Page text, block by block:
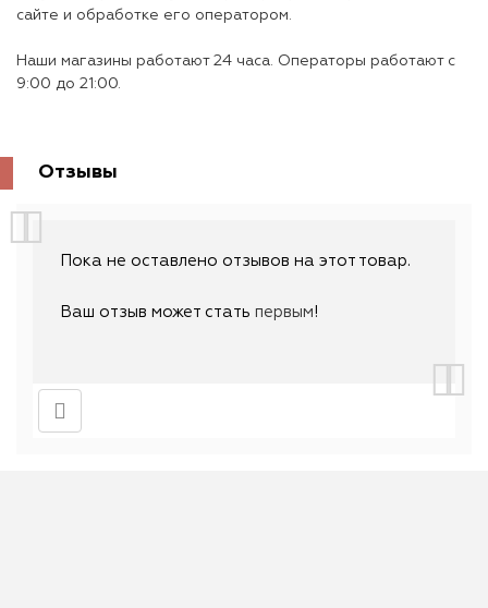
сайте и обработке его оператором.
Наши магазины работают 24 часа. Операторы работают с
9:00 до 21:00.
Отзывы
Пока не оставлено отзывов на этот товар.
Ваш отзыв может стать первым!